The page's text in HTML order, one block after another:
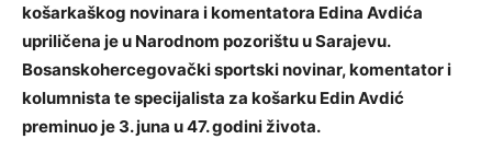
košarkaškog novinara i komentatora Edina Avdića
upriličena je u Narodnom pozorištu u Sarajevu.
Bosanskohercegovački sportski novinar, komentator i
kolumnista te specijalista za košarku Edin Avdić
preminuo je 3. juna u 47. godini života.